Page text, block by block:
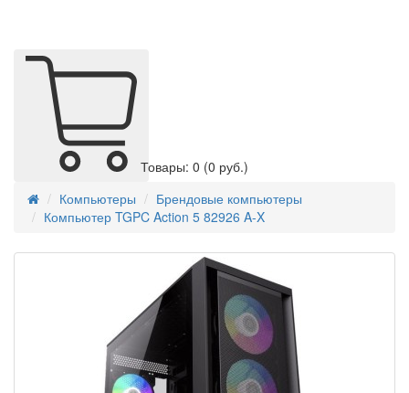
Товары: 0 (0 руб.)
Компьютеры
Брендовые компьютеры
Компьютер TGPC Action 5 82926 A-X